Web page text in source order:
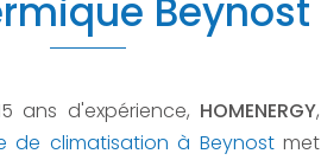
Beynost
ans d'expérience, HOMENERGY,
de climatisation à Beynostmet